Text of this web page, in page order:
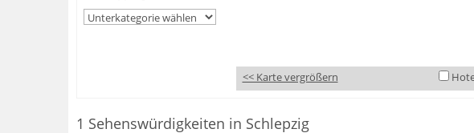
<< Karte vergrößern
1 Sehenswürdigkeiten in Schlepzig